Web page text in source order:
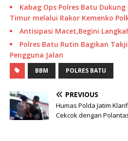
Kabag Ops Polres Batu Dukung
Timur melalui Rakor Kemenko
Antisipasi Macet,Begini
Polres Batu Rutin Bagikan
Pengguna Jalan
BBM POLRES BATU
PREVIOUS
Humas Polda Jatim
Cekcok dengan